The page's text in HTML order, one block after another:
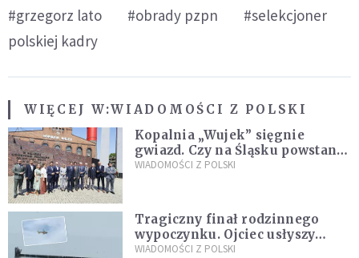
#grzegorz lato
#obrady pzpn
#selekcjoner
polskiej kadry
WIĘCEJ W:WIADOMOŚCI Z POLSKI
Kopalnia „Wujek” sięgnie
gwiazd. Czy na Śląsku powstanie
„Dolina Krzemowa”?
WIADOMOŚCI Z POLSKI
Tragiczny finał rodzinnego
wypoczynku. Ojciec usłyszy
zarzuty
WIADOMOŚCI Z POLSKI